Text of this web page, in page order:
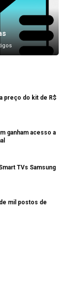
preço do kit de R$
ganham acesso a
TVs Samsung
mil postos de